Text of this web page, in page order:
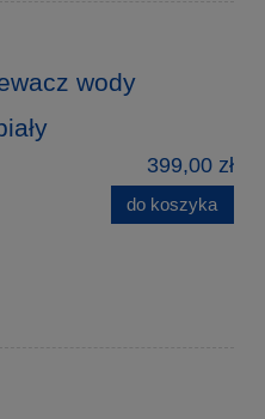
wody
399,00 zł
do koszyka